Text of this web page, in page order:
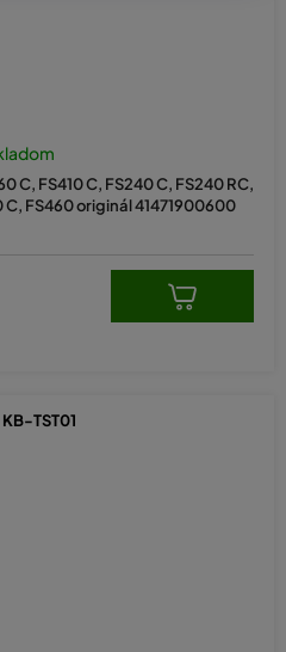
C, FS410 C, FS240 C, FS240 RC,
C, FS460 originál 41471900600
KB-TST01